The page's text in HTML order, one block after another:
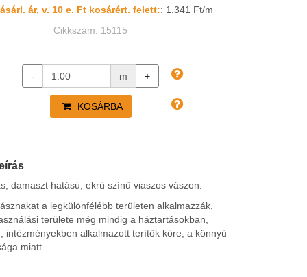
ár, v. 10 e. Ft kosárért. felett:: 1.341 Ft/m
Cikkszám: 15115
- m +
KOSÁRBA
damaszt hatású, ekrü színű viaszos vászon.
a legkülönfélébb területen alkalmazzák,
területe még mindig a háztartásokban,
intézményekben alkalmazott terítők köre, a könnyű
miatt.